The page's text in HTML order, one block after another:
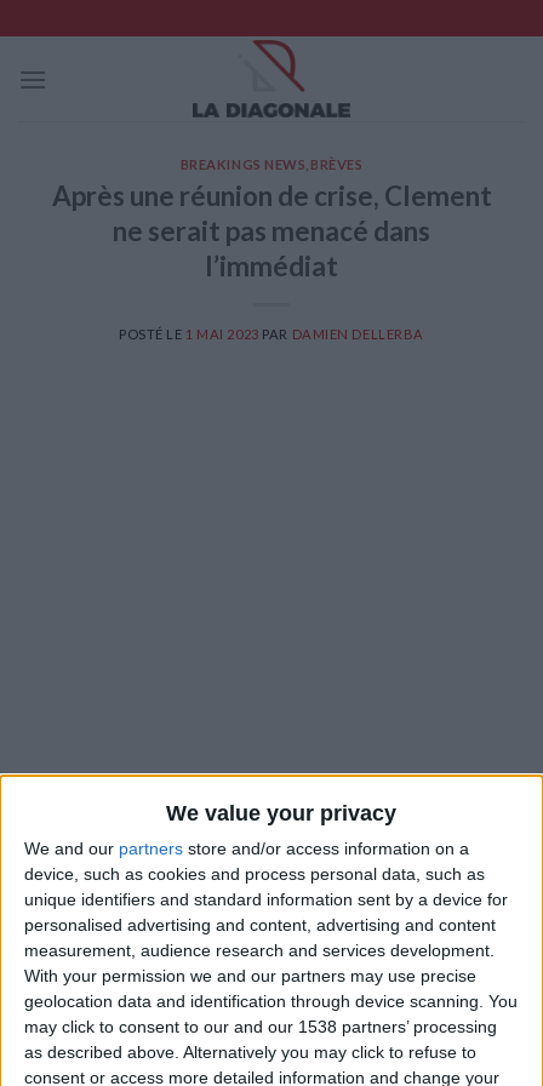
We value your privacy
We and our partners store and/or access information on a
device, such as cookies and process personal data, such as
unique identifiers and standard information sent by a device for
personalised advertising and content, advertising and content
measurement, audience research and services development.
With your permission we and our partners may use precise
geolocation data and identification through device scanning. You
may click to consent to our and our 1538 partners’ processing
as described above. Alternatively you may click to refuse to
consent or access more detailed information and change your
to
content
BREAKINGS NEWS BRÈVES
Après une réunion de crise, Clement
ne serait pas menacé dans
l’immédiat
POSTÉ LE 1 MAI 2023 PAR DAMIEN DELLERBA
La situation va mal à l’AS Monaco, alors que la perspective de
disputer la Ligue des champions n’a jamais parue aussi
lointaine. Après deux corrections infligées par Lens (3-0) puis
par Montpellier (0-4) au stade Louis-II, une réunion de crise
s’est tenue ce lundi à La Turbie avec Paul Mitchell, Philippe